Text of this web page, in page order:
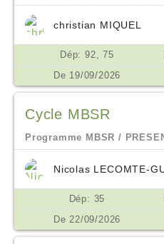
christian MIQUEL
Dép: 92, 75
De 19/09/2026
Cycle MBSR
Programme MBSR /
Dép: 35
De 22/09/2026